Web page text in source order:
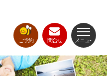
問合せ
ご予約 メニュ-